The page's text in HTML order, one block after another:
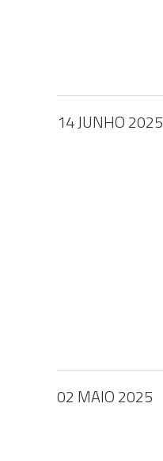
14 JUNHO 2025
02 MAIO 2025